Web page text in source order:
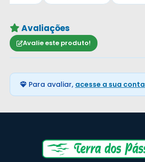
Avaliações
Avalie este produto!
Para avaliar, acesse a sua conta